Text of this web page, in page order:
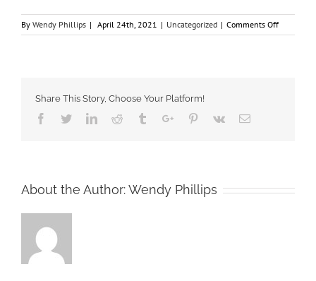
By Wendy Phillips | April 24th, 2021 | Uncategorized | Comments Offon
Réductions
Share This Story, Choose Your Platform!
Facebook
TwitterLinkedinReddit TumblrGoogle+Pinterest
Vk Email
About the Author:Wendy Phillips